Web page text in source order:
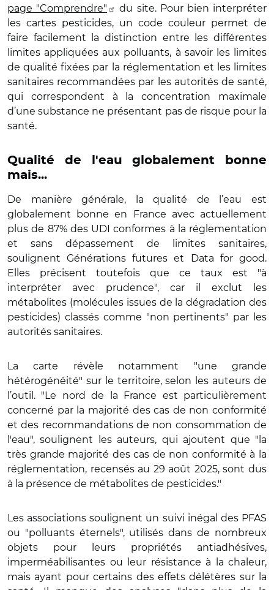
page "Comprendre"
du site. Pour bien interpréter
les cartes pesticides, un code couleur permet de
faire facilement la distinction entre les différentes
limites appliquées aux polluants, à savoir les limites
de qualité fixées par la réglementation et les limites
sanitaires recommandées par les autorités de santé,
qui correspondent à la concentration maximale
d’une substance ne présentant pas de risque pour la
santé.
Qualité de l'eau globalement bonne
mais...
De manière générale, la qualité de l’eau est
globalement bonne en France avec actuellement
plus de 87% des UDI conformes à la réglementation
et sans dépassement de limites sanitaires,
soulignent Générations futures et Data for good.
Elles précisent toutefois que ce taux est "à
interpréter avec prudence", car il exclut les
métabolites (molécules issues de la dégradation des
pesticides) classés comme "non pertinents" par les
autorités sanitaires.
La carte révèle notamment "une grande
hétérogénéité" sur le territoire, selon les auteurs de
l’outil. "Le nord de la France est particulièrement
concerné par la majorité des cas de non conformité
et des recommandations de non consommation de
l'eau", soulignent les auteurs, qui ajoutent que "la
très grande majorité des cas de non conformité à la
réglementation, recensés au 29 août 2025, sont dus
à la présence de métabolites de pesticides."
Les associations soulignent un suivi inégal des PFAS
ou "polluants éternels", utilisés dans de nombreux
objets pour leurs propriétés antiadhésives,
imperméabilisantes ou leur résistance à la chaleur,
mais ayant pour certains des effets délétères sur la